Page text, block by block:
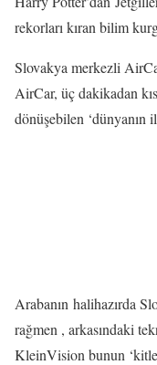
rekorları kıran bilim
Slovakya merkezli
AirCar, üç dakikadan
dönüşebilen ‘dünyanın
Arabanın halihazırda
rağmen , arkasındaki
KleinVision bunun